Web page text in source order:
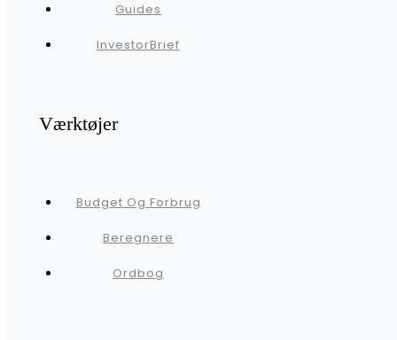
Guides
InvestorBrief
Værktøjer
Budget Og Forbrug
Beregnere
Ordbog